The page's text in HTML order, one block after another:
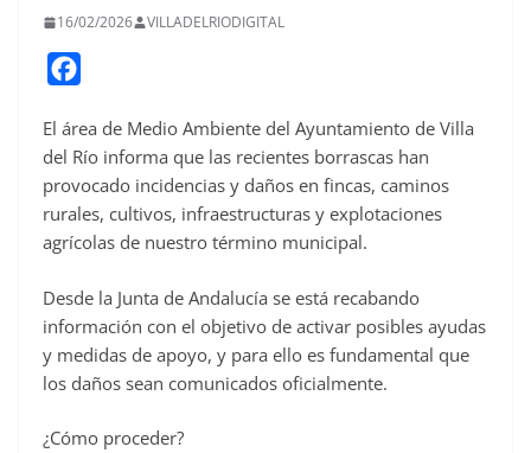
16/02/2026 VILLADELRIODIGITAL
c
e
o
k
El área de Medio Ambiente del Ayuntamiento de Villa
del Río informa que las recientes borrascas han
provocado incidencias y daños en fincas, caminos
rurales, cultivos, infraestructuras y explotaciones
agrícolas de nuestro término municipal.
Desde la Junta de Andalucía se está recabando
información con el objetivo de activar posibles ayudas
y medidas de apoyo, y para ello es fundamental que
los daños sean comunicados oficialmente.
¿Cómo proceder?